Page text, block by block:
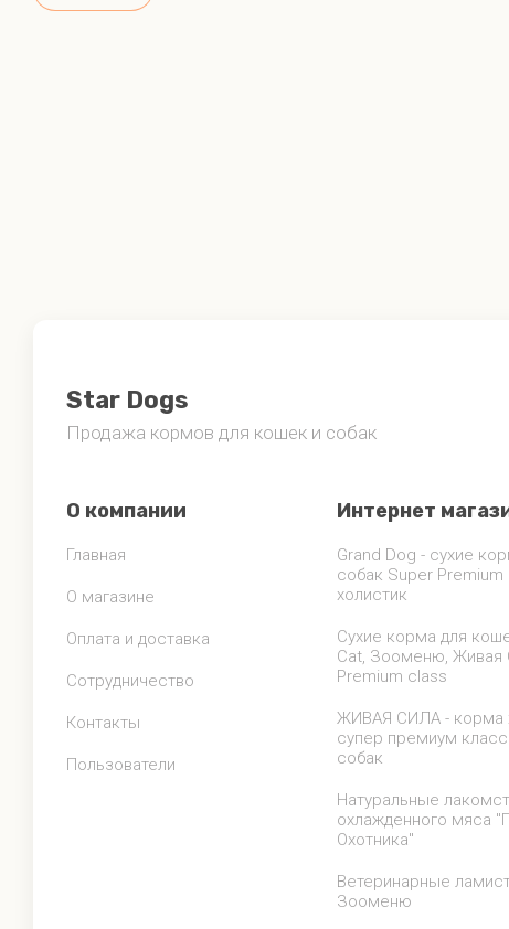
Star Dogs
Продажа кормов для кошек и собак
О компании
Главная
О магазине
Оплата и доставка
Сотрудничество
Контакты
Пользователи
Интернет
Grand Dog - сухие
собак Super Premium
холистик
Сухие корма для
Cat, Зооменю, Живая
Premium class
ЖИВАЯ СИЛА - корма
супер премиум
собак
Натуральные
охлажденного мяса
Охотника"
Ветеринарные
Зооменю